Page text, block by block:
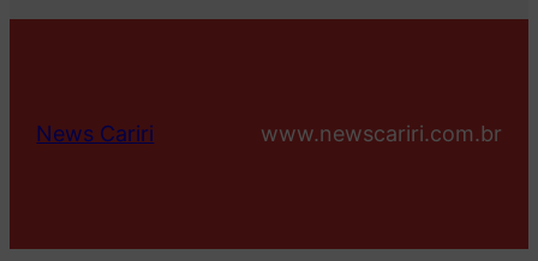
News Cariri www.newscariri.com.br